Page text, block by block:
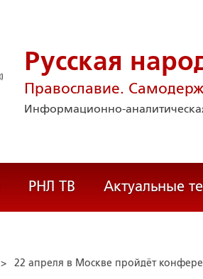
Русская
Православие.
Информационно-
РНЛ ТВ Актуальные
> 22 апреля в Москве пройдёт